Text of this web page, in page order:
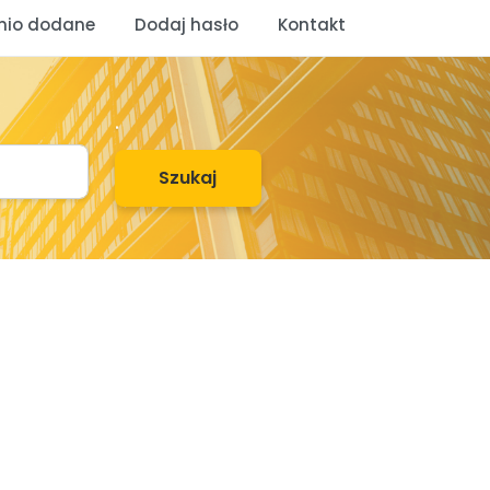
dodane Dodaj hasło Kontakt
.
Szukaj